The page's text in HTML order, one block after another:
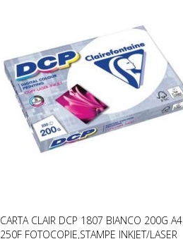
CARTA CLAIR DCP 1807 BIANCO 200G A4
250F FOTOCOPIE,STAMPE INKJET/LASER